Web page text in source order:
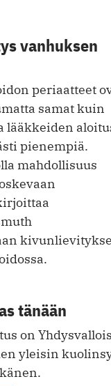
vanhuksen
periaatteet
samat kuin
lääkkeiden
pienempiä.
mahdollisuus
tänään
on
yleisin